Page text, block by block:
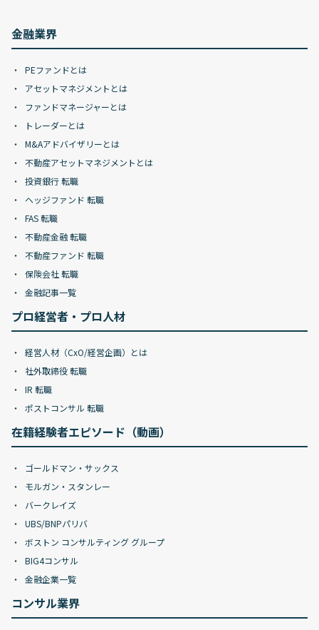
金融業界
PEファンドとは
アセットマネジメントとは
ファンドマネージャーとは
トレーダーとは
M&Aアドバイザリーとは
不動産アセットマネジメントとは
投資銀行 転職
ヘッジファンド 転職
FAS 転職
不動産金融 転職
不動産ファンド 転職
保険会社 転職
金融記事一覧
プロ経営者・プロ人材
経営人材（CxO/経営企画）とは
社外取締役 転職
IR 転職
ポストコンサル 転職
在籍経験者エピソード（動画）
ゴールドマン・サックス
モルガン・スタンレー
バークレイズ
UBS/BNPパリバ
ボストン コンサルティング グループ
BIG4コンサル
金融企業一覧
コンサル業界